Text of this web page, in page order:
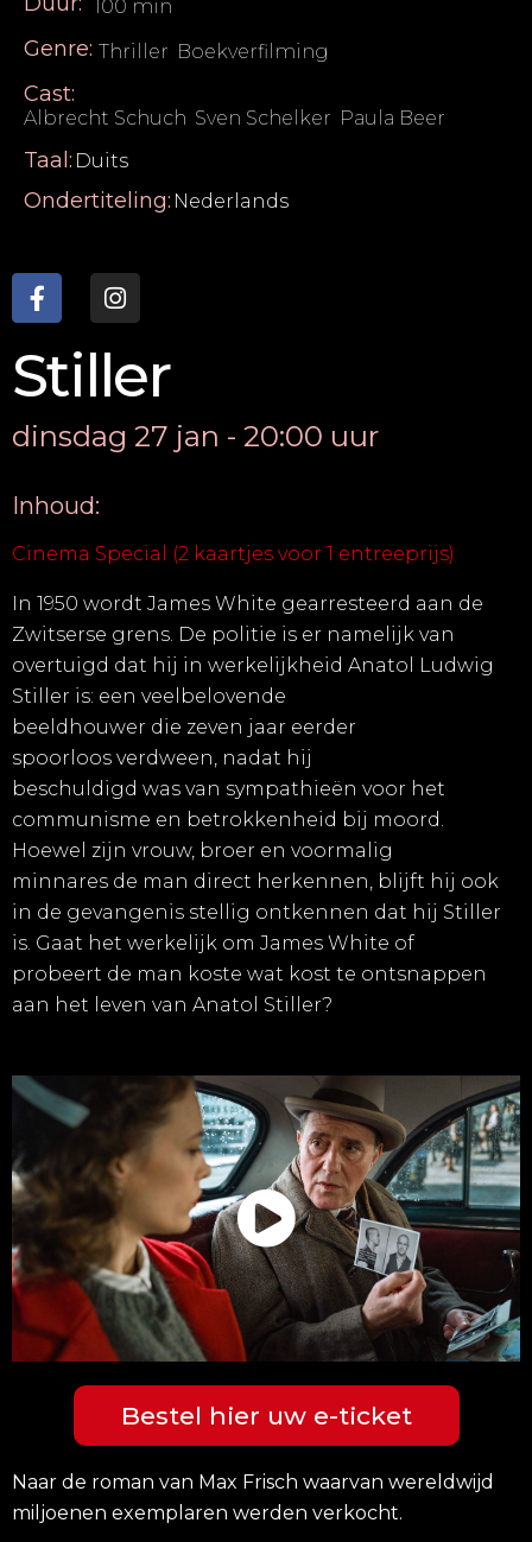
100 min
Genre: Thriller Boekverfilming
Cast:
Albrecht Schuch Sven Schelker Paula Beer
Taal: Duits
Ondertiteling: Nederlands
Stiller
dinsdag 27 jan - 20:00 uur
Inhoud:
Cinema Special (2 kaartjes voor 1 entreeprijs)
n 1950 wordt James White gearresteerd aan de
Zwitserse grens. De politie is er namelijk van
overtuigd dat hij in werkelijkheid Anatol
Ludwig
Stiller is: een veelbelovende
beeldhouwer die zeven jaar eerder
spoorloos verdween, nadat hij
beschuldigd was van sympathieën voor het
communisme en betrokkenheid bij moord.
Hoewel zijn vrouw, broer en voormalig
minnares de man direct herkennen, blijft hij ook
in de gevangenis stellig ontkennen dat hij Stiller
is. Gaat het werkelijk om James White of
probeert de man koste wat kost te ontsnappen
aan het leven van Anatol Stiller?
Bestel hier uw e-ticket
Naar de roman van Max Frisch waarvan wereldwijd
miljoenen exemplaren werden verkocht.